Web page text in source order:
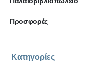
Προσφορές
Κατηγορίες